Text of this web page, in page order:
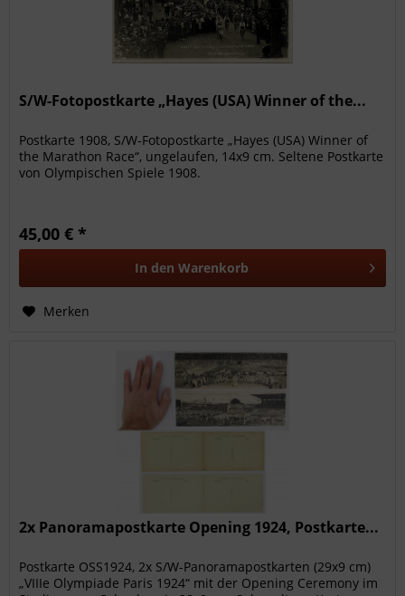
S/W-Fotopostkarte „Hayes (USA) Winner of the...
Postkarte 1908, S/W-Fotopostkarte „Hayes (USA) Winner of
the Marathon Race“, ungelaufen, 14x9 cm. Seltene Postkarte
von Olympischen Spiele 1908.
45,00 € *
In den Warenkorb
Merken
2x Panoramapostkarte Opening 1924, Postkarte...
Postkarte OSS1924, 2x S/W-Panoramapostkarten (29x9 cm)
„VIIIe Olympiade Paris 1924“ mit der Opening Ceremony im